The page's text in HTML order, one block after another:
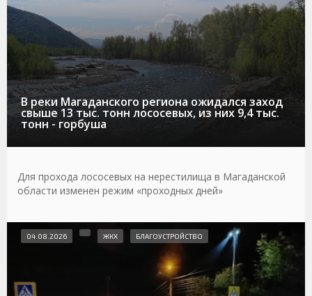
В реки Магаданского региона ожидался заход
свыше 13 тыс. тонн лососевых, из них 9,4 тыс.
тонн - горбуша
Для прохода лососевых на нерестилища в Магаданской
области изменен режим «проходных дней»
04.08.2026 ЖКХ БЛАГОУСТРОЙСТВО